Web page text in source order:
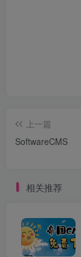
上一篇
SoftwareCMS
相关推荐